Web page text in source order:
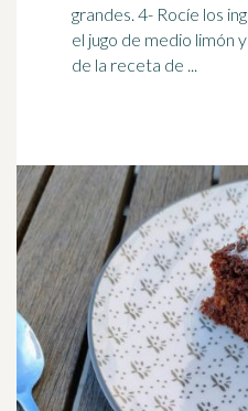
grandes. 4- Rocíe los ingredientes rallados con
el jugo de medio limón
de la receta de ...